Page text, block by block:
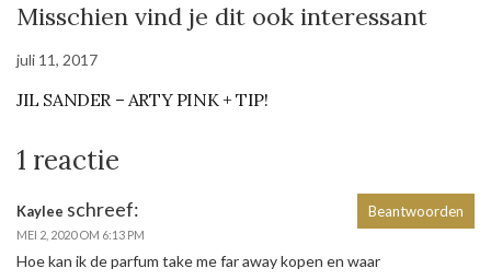
Misschien vind je dit ook interessant
juli 11, 2017
JIL SANDER – ARTY PINK + TIP!
1 reactie
Kaylee schreef:
MEI 2, 2020 OM 6:13 PM
Hoe kan ik de parfum take me far away kopen en waar
Beantwoorden